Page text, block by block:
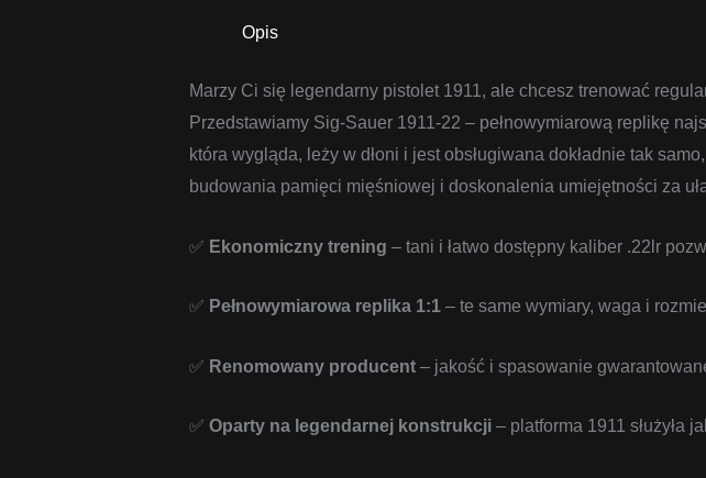
Opis
Marzy Ci się legendarny pistolet 1911, ale chcesz trenować
Przedstawiamy Sig-Sauer 1911-22 – pełnowymiarową replikę
która wygląda, leży w dłoni i jest obsługiwana dokładnie tak
budowania pamięci mięśniowej i doskonalenia umiejętności za
✅ Ekonomiczny trening – tani i łatwo dostępny kaliber .22lr
✅ Pełnowymiarowa replika 1:1 – te same wymiary, waga i
✅ Renomowany producent – jakość i spasowanie
✅ Oparty na legendarnej konstrukcji – platforma 1911 służyła